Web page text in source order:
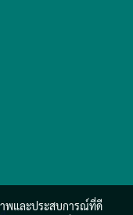
าพและประสบการณ์ที่ดี